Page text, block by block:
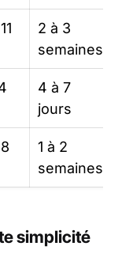
2 à 3
semaines
4 à 7
jours
1 à 2
semaines
simplicité